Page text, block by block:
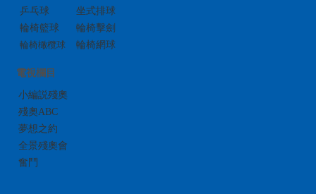
乒乓球
坐式排球
輪椅籃球
輪椅擊劍
輪椅橄欖球
輪椅網球
電視欄目
小編説殘奧
殘奧ABC
夢想之約
全景殘奧會
奮鬥